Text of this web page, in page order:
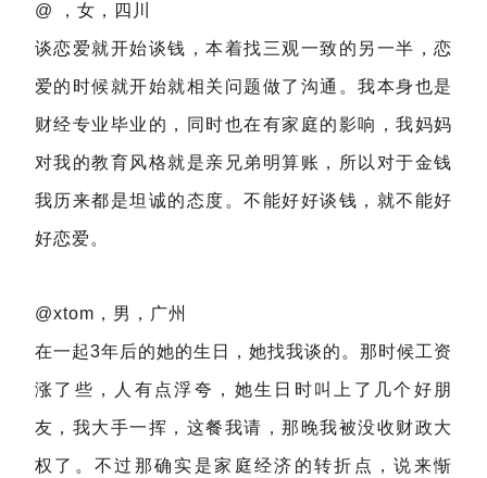
@ ，女，四川
谈恋爱就开始谈钱，本着找三观一致的另一半，恋
爱的时候就开始就相关问题做了沟通。我本身也是
财经专业毕业的，同时也在有家庭的影响，我妈妈
对我的教育风格就是亲兄弟明算账，所以对于金钱
我历来都是坦诚的态度。不能好好谈钱，就不能好
好恋爱。
@xtom，男，广州
在一起3年后的她的生日，她找我谈的。那时候工资
涨了些，人有点浮夸，她生日时叫上了几个好朋
友，我大手一挥，这餐我请，那晚我被没收财政大
权了。不过那确实是家庭经济的转折点，说来惭